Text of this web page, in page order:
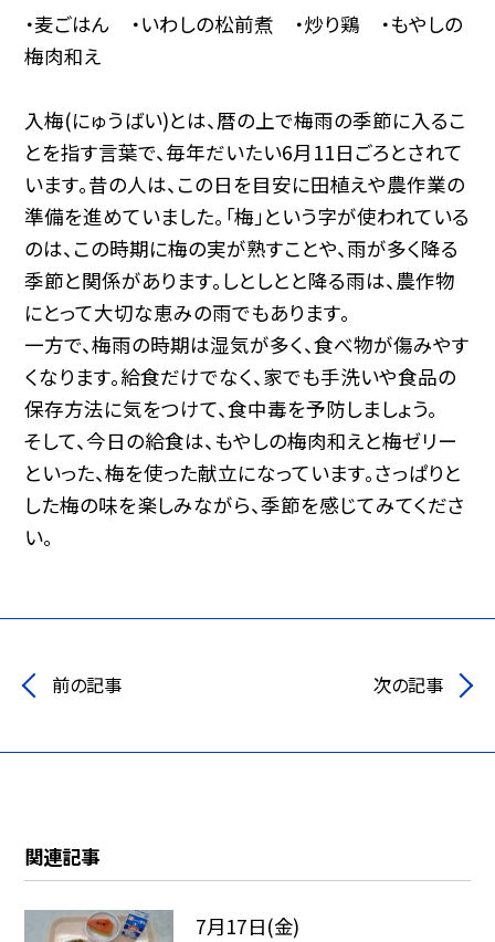
・麦ごはん ・いわしの松前煮 ・炒り鶏 ・もやしの
梅肉和え
入梅(にゅうばい)とは、暦の上で梅雨の季節に入るこ
とを指す言葉で、毎年だいたい6月11日ごろとされて
います。昔の人は、この日を目安に田植えや農作業の
準備を進めていました。「梅」という字が使われている
のは、この時期に梅の実が熟すことや、雨が多く降る
季節と関係があります。しとしとと降る雨は、農作物
にとって大切な恵みの雨でもあります。
一方で、梅雨の時期は湿気が多く、食べ物が傷みやす
くなります。給食だけでなく、家でも手洗いや食品の
保存方法に気をつけて、食中毒を予防しましょう。
そして、今日の給食は、もやしの梅肉和えと梅ゼリー
といった、梅を使った献立になっています。さっぱりと
した梅の味を楽しみながら、季節を感じてみてくださ
い。
前の記事 次の記事
関連記事
7月17日(金)